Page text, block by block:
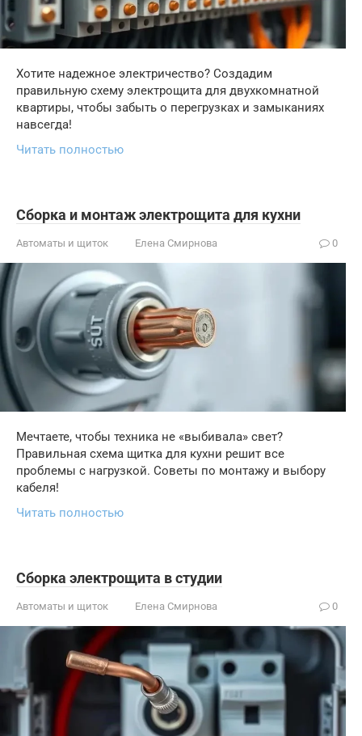
Хотите надежное электричество? Создадим
правильную схему электрощита для двухкомнатной
квартиры, чтобы забыть о перегрузках и замыканиях
навсегда!
Читать полностью
Сборка и монтаж электрощита для кухни
Автоматы и щиток Елена Смирнова 0
Мечтаете, чтобы техника не «выбивала» свет?
Правильная схема щитка для кухни решит все
проблемы с нагрузкой. Советы по монтажу и выбору
кабеля!
Читать полностью
Сборка электрощита в студии
Автоматы и щиток Елена Смирнова 0